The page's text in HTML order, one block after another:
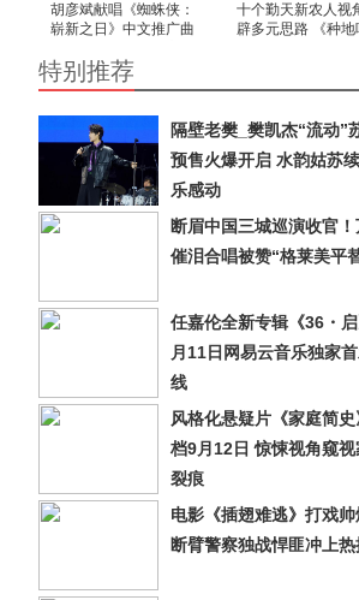
胡彦斌献唱《蜘蛛侠：
崭新之日》中文推广曲
十个勤天新农人视
辟多元思路 《种地
特别推荐
隔壁老樊_樊凯杰“流动”
预售火爆开启 水韵姑苏
乐感动
断眉中国三城巡演收官！
催泪合唱被赞“格莱美平
任嘉伦全新专辑《36・
月11日网易云音乐独家
线
风格化悬疑片《家庭简史
档9月12日 惊悚视角窥视
裂痕
电影《插翅难逃》打戏帅
断臂警察独战悍匪冲上热